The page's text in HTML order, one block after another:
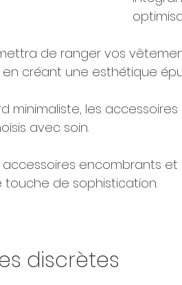
de ranger vos
créant une esthétique
minimaliste, les
avec soin.
accessoires encombrants
de sophistication.
discrètes